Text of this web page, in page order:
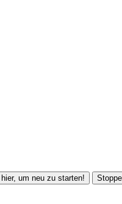
um neu zu starten!